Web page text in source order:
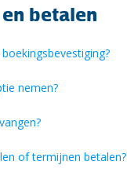
betalen
nemen?
of termijnen betalen?